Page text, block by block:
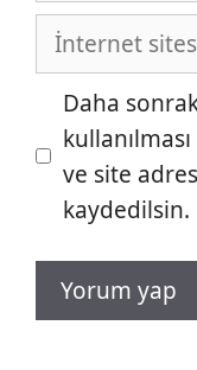
İnternet
sitesi
Daha
ve site
kaydedilsin.